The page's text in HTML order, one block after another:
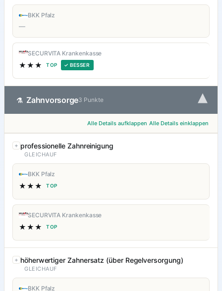
BKK Pfalz
—
SECURVITA Krankenkasse
★★★ TOP ✓ BESSER
⚗ Zahnvorsorge3 Punkte ▾
Alle Details aufklappen Alle Details einklappen
professionelle Zahnreinigung
GLEICHAUF
BKK Pfalz
★★★ TOP
SECURVITA Krankenkasse
★★★ TOP
höherwertiger Zahnersatz (über Regelversorgung)
GLEICHAUF
BKK Pfalz